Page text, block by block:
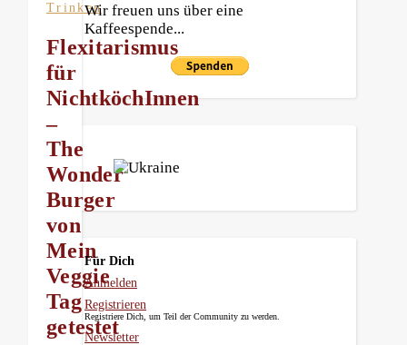
Trinken
Flexitarismus
für
NichtköchInnen
–
The
Wonder
Burger
von
Mein
Veggie
Tag
getestet
Wir freuen uns über eine
Kaffeespende...
Für Dich
Anmelden
Registrieren
Registriere Dich, um Teil der Community zu werden.
Newsletter